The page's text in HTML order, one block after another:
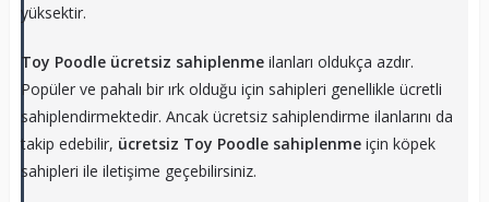
yüksektir.
Toy Poodle ücretsiz sahiplenme ilanları oldukça azdır.
Popüler ve pahalı bir ırk olduğu için sahipleri genellikle ücretli
sahiplendirmektedir. Ancak ücretsiz sahiplendirme ilanlarını da
takip edebilir, ücretsiz Toy Poodle sahiplenme için köpek
sahipleri ile iletişime geçebilirsiniz.